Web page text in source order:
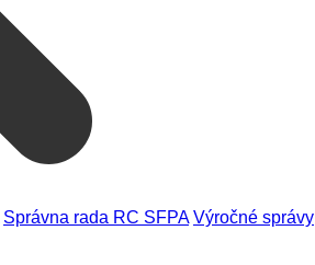
Správna rada RC SFPA Výročné správy